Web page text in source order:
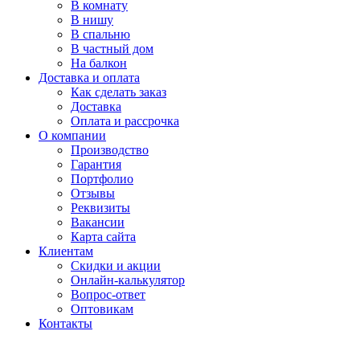
В комнату
В нишу
В спальню
В частный дом
На балкон
Доставка и оплата
Как сделать заказ
Доставка
Оплата и рассрочка
О компании
Производство
Гарантия
Портфолио
Отзывы
Реквизиты
Вакансии
Карта сайта
Клиентам
Скидки и акции
Онлайн-калькулятор
Вопрос-ответ
Оптовикам
Контакты